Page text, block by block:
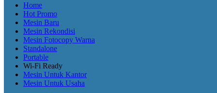
Home
Hot Promo
Mesin Baru
Mesin Rekondisi
Mesin Fotocopy Warna
Standalone
Portable
Wi-Fi Ready
Mesin Untuk Kantor
Mesin Untuk Usaha